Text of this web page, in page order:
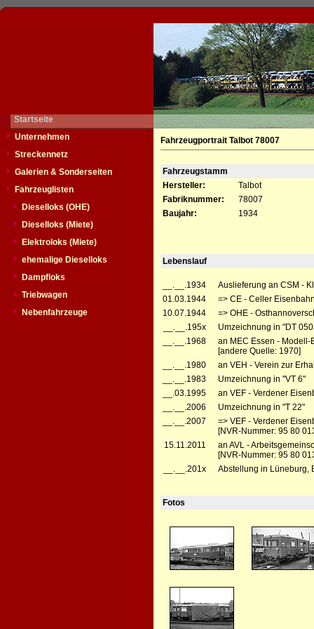
Startseite
Unternehmen
Streckennetz
Galerien & Sonderseiten
Fahrzeuglisten
Dieselloks (OHE)
Dieselloks (Miete)
Elektroloks (Miete)
ehemalige Dieselloks
Dampfloks
Triebwagen
Nebenfahrzeuge
Fahrzeugportrait Talbot 78007
Fahrzeugstamm
Hersteller:
Talbot
Fabriknummer:
78007
Baujahr:
1934
Lebenslauf
__.__.1934
Auslieferung an CSM -
01.03.1944
=> CE - Celler
10.07.1944
=> OHE -
__.__.195x
Umzeichnung in "DT
__.__.1968
an MEC Essen - Modell-
[andere Quelle: 1970]
__.__.1980
an VEH - Verein zur
__.__.1983
Umzeichnung in "VT 6"
__.03.1995
an VEF - Verdener
__.__.2006
Umzeichnung in "T 22"
__.__.2007
=> VEF - Verdener
[NVR-Nummer: 95 80
15.11.2011
an AVL -
[NVR-Nummer: 95 80
__.__.201x
Abstellung in Lüneburg,
Fotos